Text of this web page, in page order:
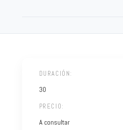
DURACIÓN:
30
PRECIO:
A consultar